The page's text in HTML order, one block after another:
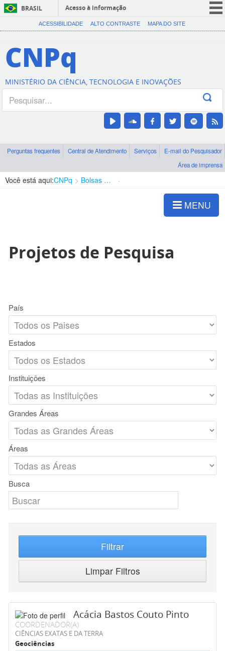
BRASIL
Acesso à informação
CORONAVÍRUS (COVID-19)
Canais
ACESSIBILIDADE ALTO CONTRASTE MAPA DO SITE
CNPq
MINISTÉRIO DA CIÊNCIA, TECNOLOGIA E INOVAÇÕES
Perguntas frequentes Central de Atendimento Serviços
E-mail do Pesquisador
Área de imprensa
Você está aqui:CNPq Bolsas e Auxílios Vigentes
MENU
Projetos de Pesquisa
País
Estados
Instituições
Grandes Áreas
Áreas
Busca
Filtrar
Limpar Filtros
Acácia Bastos Couto Pinto
COORDENADOR(A)
CIÊNCIAS EXATAS E DA TERRA
Geociências